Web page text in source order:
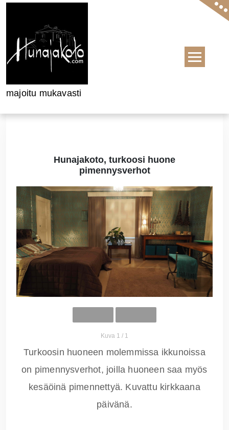
majoitu mukavasti
Hunajakoto, turkoosi huone
pimennysverhot
Kuva 1 / 1
Turkoosin huoneen molemmissa ikkunoissa
on pimennysverhot, joilla huoneen saa myös
kesäöinä pimennettyä. Kuvattu kirkkaana
päivänä.